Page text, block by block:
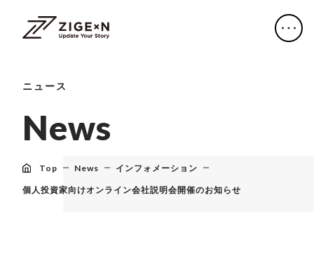
ニュース
News
Top News インフォメーション
個人投資家向けオンライン会社説明会開催のお知らせ